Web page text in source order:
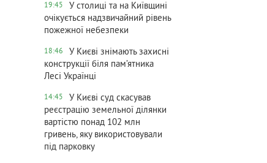
19:45
У столиці та на Київщині
очікується надзвичайний рівень
пожежної небезпеки
18:46
У Києві знімають захисні
конструкції біля пам’ятника
Лесі Українці
14:45
У Києві суд скасував
реєстрацію земельної ділянки
вартістю понад 102 млн
гривень, яку використовували
під парковку